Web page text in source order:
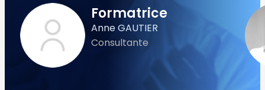
Formatrice
Anne GAUTIER
Consultante